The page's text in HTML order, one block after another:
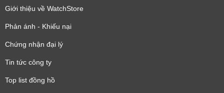
Giới thiệu về WatchStore
Phản ánh - Khiếu nại
Chứng nhận đại lý
Tin tức công ty
Top list đồng hồ